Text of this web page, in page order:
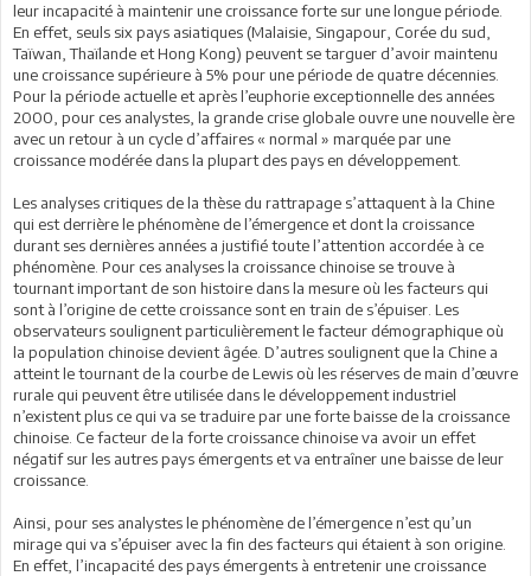
leur incapacité à maintenir une croissance forte sur une longue période.
En effet, seuls six pays asiatiques (Malaisie, Singapour, Corée du sud,
Taïwan, Thaïlande et Hong Kong) peuvent se targuer d’avoir maintenu
une croissance supérieure à 5% pour une période de quatre décennies.
Pour la période actuelle et après l’euphorie exceptionnelle des années
2000, pour ces analystes, la grande crise globale ouvre une nouvelle ère
avec un retour à un cycle d’affaires « normal » marquée par une
croissance modérée dans la plupart des pays en développement.
Les analyses critiques de la thèse du rattrapage s’attaquent à la Chine
qui est derrière le phénomène de l’émergence et dont la croissance
durant ses dernières années a justifié toute l’attention accordée à ce
phénomène. Pour ces analyses la croissance chinoise se trouve à
tournant important de son histoire dans la mesure où les facteurs qui
sont à l’origine de cette croissance sont en train de s’épuiser. Les
observateurs soulignent particulièrement le facteur démographique où
la population chinoise devient âgée. D’autres soulignent que la Chine a
atteint le tournant de la courbe de Lewis où les réserves de main d’œuvre
rurale qui peuvent être utilisée dans le développement industriel
n’existent plus ce qui va se traduire par une forte baisse de la croissance
chinoise. Ce facteur de la forte croissance chinoise va avoir un effet
négatif sur les autres pays émergents et va entraîner une baisse de leur
croissance.
Ainsi, pour ses analystes le phénomène de l’émergence n’est qu’un
mirage qui va s’épuiser avec la fin des facteurs qui étaient à son origine.
En effet, l’incapacité des pays émergents à entretenir une croissance